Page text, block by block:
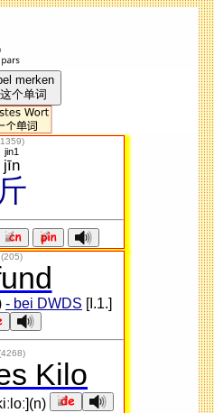
merken
个单词
1359)
斤
jīn
jin1
(205)
- bei DWDS [I.1.]
Kilo